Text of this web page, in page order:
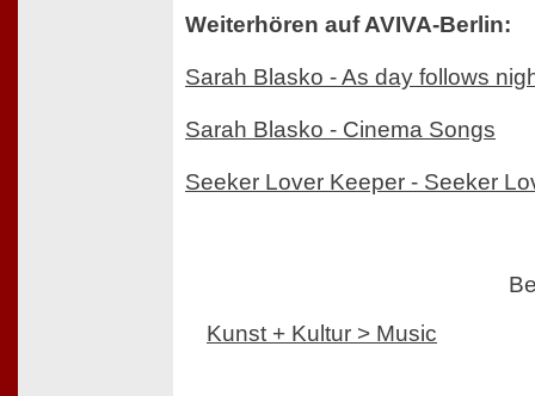
Weiterhören auf AVIVA-Berlin:
Sarah Blasko - As day follows
Sarah Blasko - Cinema Songs
Seeker Lover Keeper - Seeker
Kunst + Kultur > Music